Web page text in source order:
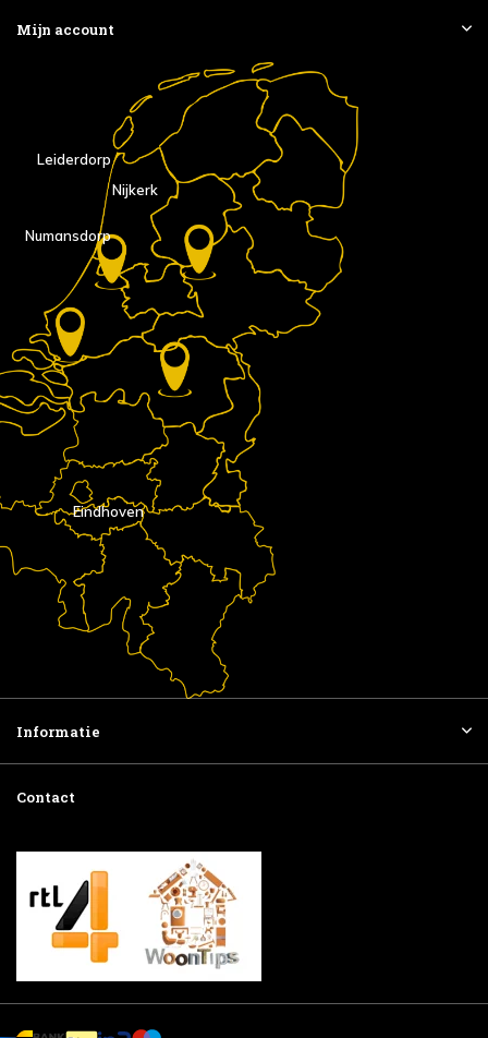
Mijn account
Eindhoven
Nijkerk
Numansdorp
Leiderdorp
Informatie
Contact